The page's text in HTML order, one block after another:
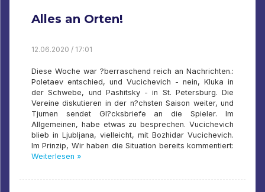
Alles an Orten!
12.06.2020 / 17:01
Diese Woche war ?berraschend reich an Nachrichten.:
Poletaev entschied, und Vucichevich - nein, Kluka in
der Schwebe, und Pashitsky - in St. Petersburg. Die
Vereine diskutieren in der n?chsten Saison weiter, und
Tjumen sendet Gl?cksbriefe an die Spieler. Im
Allgemeinen, habe etwas zu besprechen. Vucichevich
blieb in Ljubljana, vielleicht, mit Bozhidar Vucichevich.
Im Prinzip, Wir haben die Situation bereits kommentiert:
Weiterlesen »